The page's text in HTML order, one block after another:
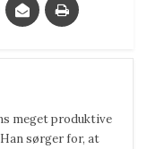
meget produktive
sørger for, at